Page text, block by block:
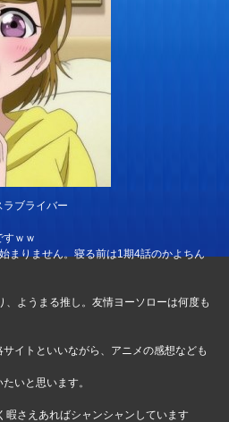
ブライバー
ｗｗ
まりません。寝る前は1期4話のかよちん
ようまる推し。友情ヨーソローは何度も
イトといいながら、アニメの感想なども
いと思います。
暇さえあればシャンシャンしています